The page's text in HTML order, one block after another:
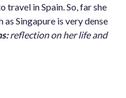
travel in Spain. So, far she
Singapure is very dense
reflection on her life and